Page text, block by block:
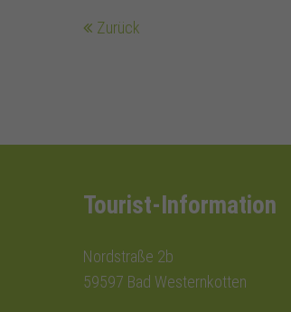
Zurück
Tourist-Information
Nordstraße 2b
59597 Bad Westernkotten